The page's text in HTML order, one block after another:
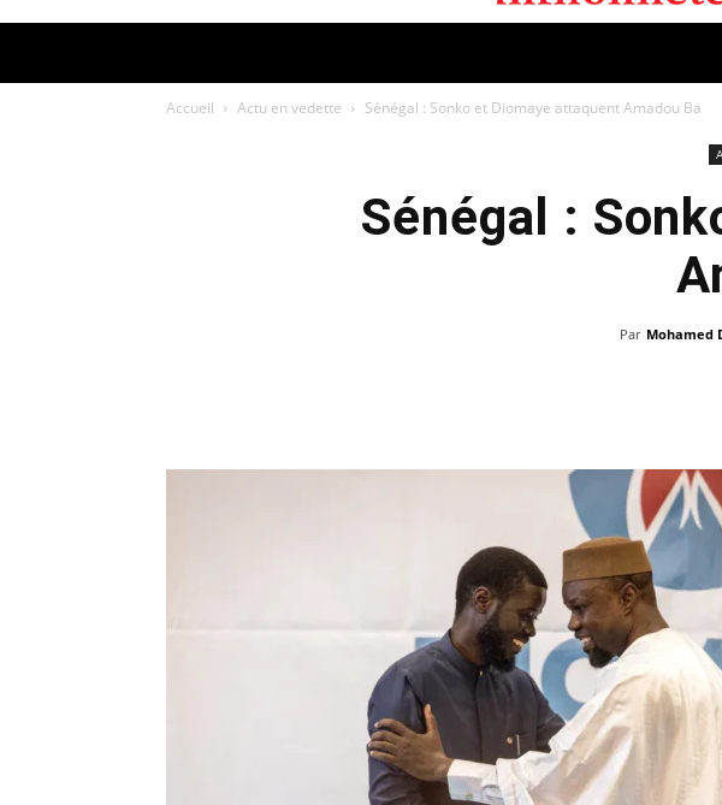
Accueil Actu en vedette Sénégal : Sonko et Diomaye attaquent Amadou Ba
Sénégal :
Par Mohamed